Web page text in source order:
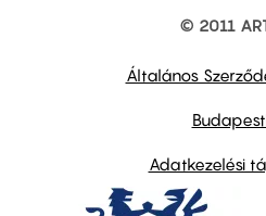
© 2011
Általános
Adatkezelési